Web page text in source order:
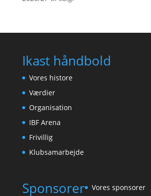
Ikast håndbold
Vores histore
Værdier
Organisation
IBF Arena
Frivillig
Klubsamarbejde
Sponsorer
Vores sponsorer